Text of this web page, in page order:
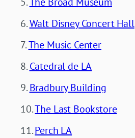
Walt Disney Concert Hall
The Music Center
Catedral de LA
Bradbury Building
The Last Bookstore
Perch LA